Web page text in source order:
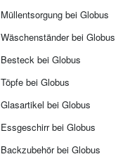
Müllentsorgung bei Globus
Wäschenständer bei Globus
Besteck bei Globus
Töpfe bei Globus
Glasartikel bei Globus
Essgeschirr bei Globus
Backzubehör bei Globus